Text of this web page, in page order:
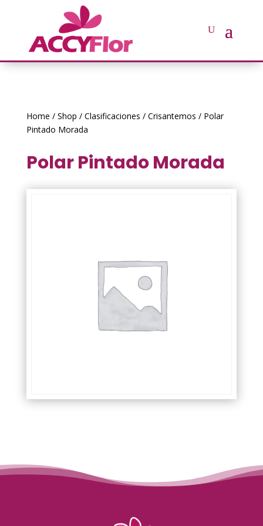
Home / Shop / Clasificaciones / Crisantemos / Polar
Pintado Morada
Polar Pintado Morada